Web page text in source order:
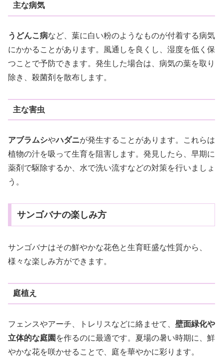
主な病気
うどんこ病など、葉に白い粉のようなものが付着する病気
にかかることがあります。風通しを良くし、湿度を低く保
つことで予防できます。発生した場合は、病気の葉を取り
除き、殺菌剤を散布します。
主な害虫
アブラムシやハダニが発生することがあります。これらは
植物の汁を吸って生育を阻害します。発見したら、早期に
薬剤で駆除するか、水で洗い流すなどの対策を行いましょ
う。
サンゴバナの楽しみ方
サンゴバナはその鮮やかな花色と生育旺盛な性質から、
様々な楽しみ方ができます。
庭植え
フェンスやアーチ、トレリスなどに絡ませて、 壁面緑化や
立体的な庭園 を作るのに最適です。夏場の暑い時期に、鮮
やかな花を咲かせることで、庭を華やかに彩ります。